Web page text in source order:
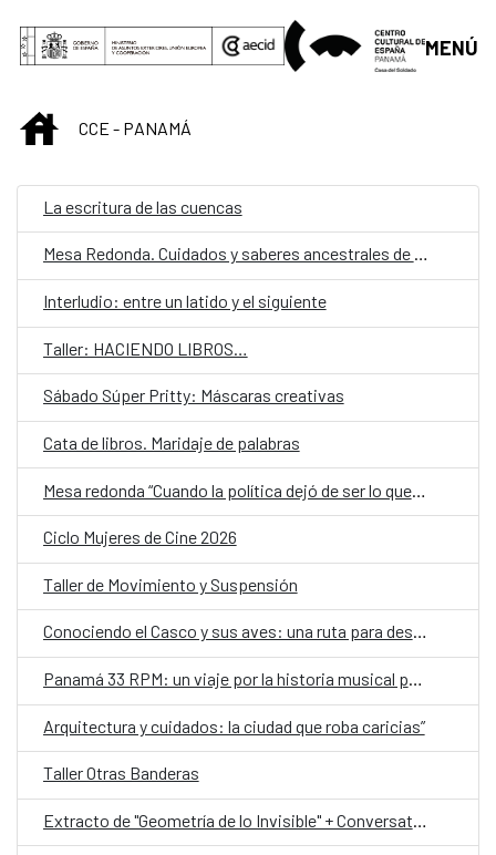
Saltar al contenido principal
MENÚ
INICIOCCE - PANAMÁ
La escritura de las cuencas
Mesa Redonda. Cuidados y saberes ancestrales de las mujeres en las comarcas indígenas en Panamá.
Interludio: entre un latido y el siguiente
Taller: HACIENDO LIBROS…
Sábado Súper Pritty: Máscaras creativas
Cata de libros. Maridaje de palabras
Mesa redonda “Cuando la política dejó de ser lo que era”
Ciclo Mujeres de Cine 2026
Taller de Movimiento y Suspensión
Conociendo el Casco y sus aves: una ruta para descubrir la biodiversidad urbana y reflexionar sobre el clima
Panamá 33 RPM: un viaje por la historia musical panameña, ahora en Portobelo
Arquitectura y cuidados: la ciudad que roba caricias”
Taller Otras Banderas
Extracto de "Geometría de lo Invisible" + Conversatorio y Taller